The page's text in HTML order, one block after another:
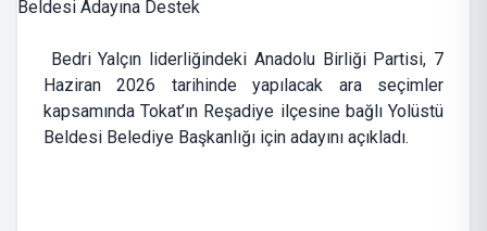
Bedri Yalçın liderliğindeki Anadolu Birliği Partisi, 7
Haziran 2026 tarihinde yapılacak ara seçimler
kapsamında Tokat’ın Reşadiye ilçesine bağlı Yolüstü
Beldesi Belediye Başkanlığı için adayını açıkladı.